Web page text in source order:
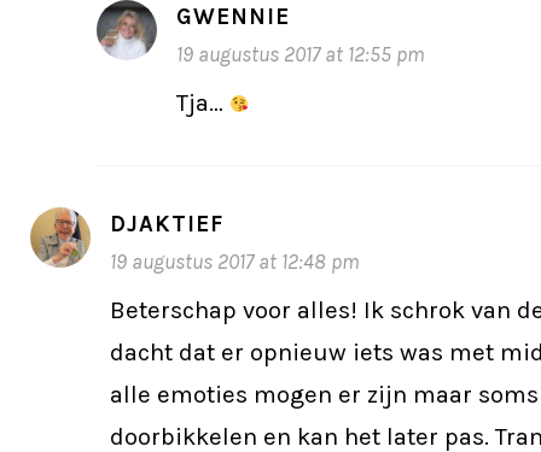
GWENNIE
19 augustus 2017 at 12:55 pm
Tja…
DJAKTIEF
19 augustus 2017 at 12:48 pm
Beterschap voor alles! Ik schrok van
dacht dat er opnieuw iets was met
alle emoties mogen er zijn maar
doorbikkelen en kan het later pas.